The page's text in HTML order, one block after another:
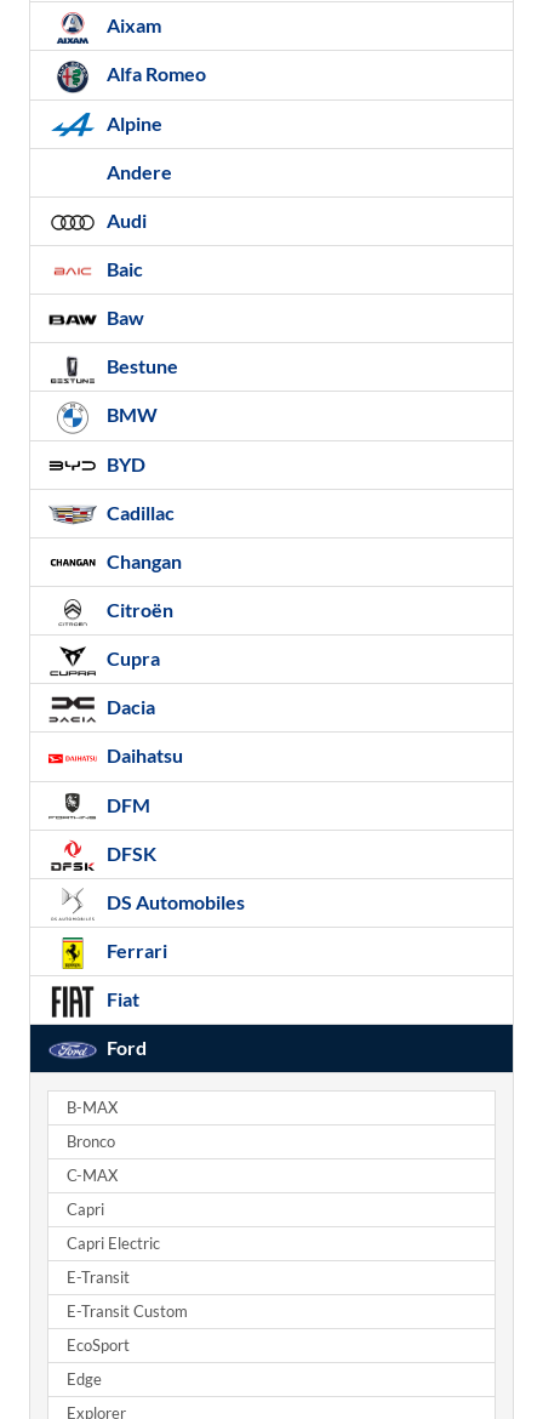
Aixam
Alfa Romeo
Alpine
Andere
Audi
Baic
Baw
Bestune
BMW
BYD
Cadillac
Changan
Citroën
Cupra
Dacia
Daihatsu
DFM
DFSK
DS Automobiles
Ferrari
Fiat
Ford
B-MAX
Bronco
C-MAX
Capri
Capri Electric
E-Transit
E-Transit Custom
EcoSport
Edge
Explorer